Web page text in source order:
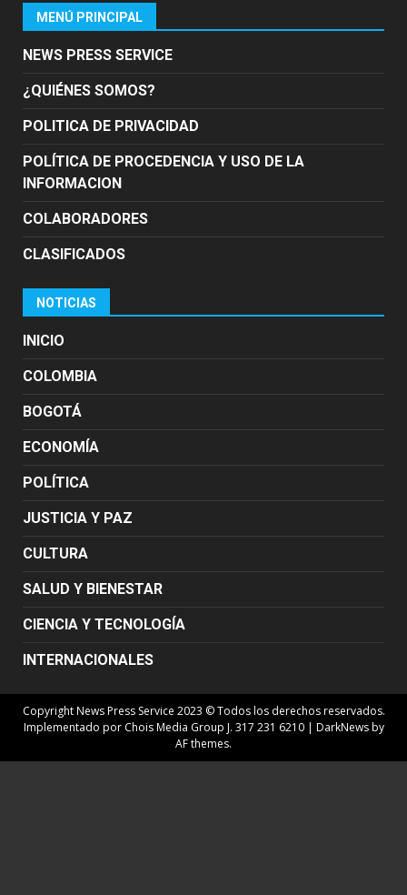
MENÚ PRINCIPAL
NEWS PRESS SERVICE
¿QUIÉNES SOMOS?
POLITICA DE PRIVACIDAD
POLÍTICA DE PROCEDENCIA Y USO DE LA
INFORMACION
COLABORADORES
CLASIFICADOS
NOTICIAS
INICIO
COLOMBIA
BOGOTÁ
ECONOMÍA
POLÍTICA
JUSTICIA Y PAZ
CULTURA
SALUD Y BIENESTAR
CIENCIA Y TECNOLOGÍA
INTERNACIONALES
Copyright News Press Service 2023 © Todos los derechos reservados.
Implementado por Chois Media Group J. 317 231 6210 | DarkNewsby
AF themes.